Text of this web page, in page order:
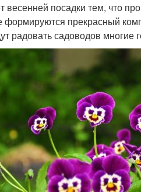
весенней посадки тем, что
формируются прекрасный
радовать садоводов многие